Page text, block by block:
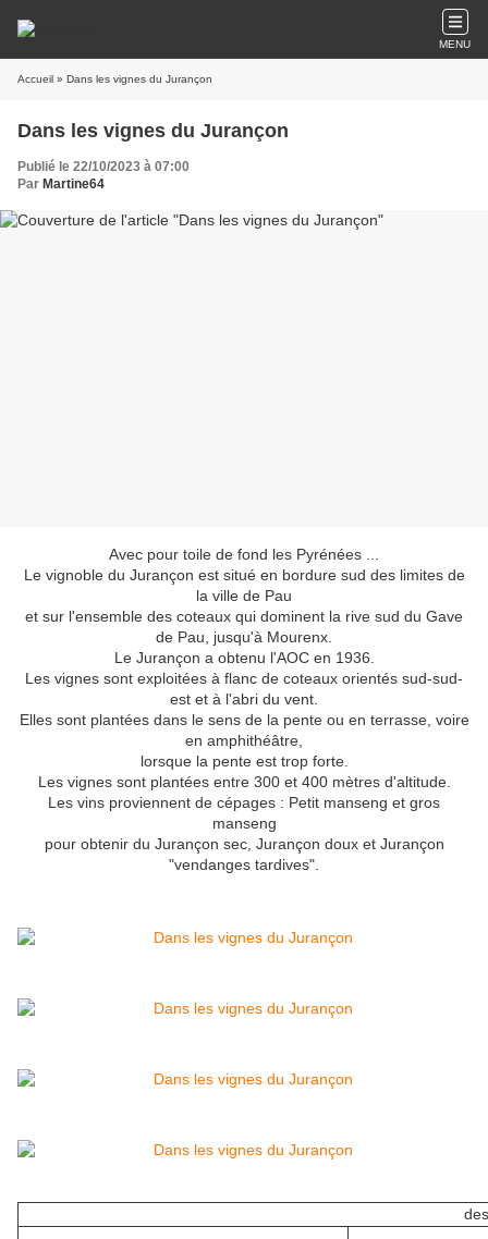
MENU
Accueil » Dans les vignes du Jurançon
Dans les vignes du Jurançon
Publié le 22/10/2023 à 07:00
Par Martine64
Avec pour toile de fond les Pyrénées ...
Le vignoble du Jurançon est situé en bordure sud des limites de
la ville de Pau
et sur l'ensemble des coteaux qui dominent la rive sud du Gave
de Pau, jusqu'à Mourenx.
Le Jurançon a obtenu l'AOC en 1936.
Les vignes sont exploitées à flanc de coteaux orientés sud-sud-
est et à l'abri du vent.
Elles sont plantées dans le sens de la pente ou en terrasse, voire
en amphithéâtre,
lorsque la pente est trop forte.
Les vignes sont plantées entre 300 et 400 mètres d'altitude.
Les vins proviennent de cépages : Petit manseng et gros
manseng
pour obtenir du Jurançon sec, Jurançon doux et Jurançon
"vendanges tardives".